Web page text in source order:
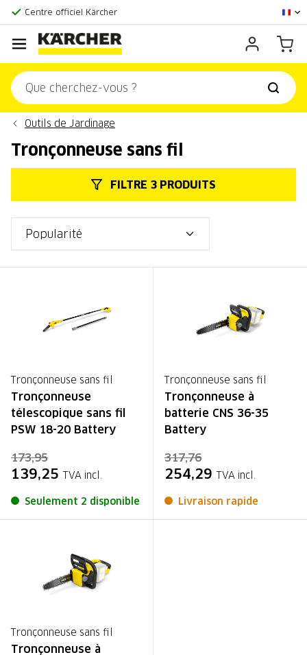
Centre officiel Kärcher
Score client:9,3/10
Outils de Jardinage
Tronçonneuse sans fil
FILTRE 3 PRODUITS
Tronçonneuse sans fil
Tronçonneuse
télescopique sans fil
PSW 18-20 Battery
173,95
139,25 TVA incl.
Seulement 2 disponible
Tronçonneuse sans fil
Tronçonneuse à
batterie CNS 36-35
Battery
317,76
254,29 TVA incl.
Livraison rapide
Tronçonneuse sans fil
Tronçonneuse à